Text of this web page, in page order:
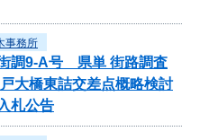
事務所
調9-A号 県単 街路調査
大橋東詰交差点概略検討
札公告